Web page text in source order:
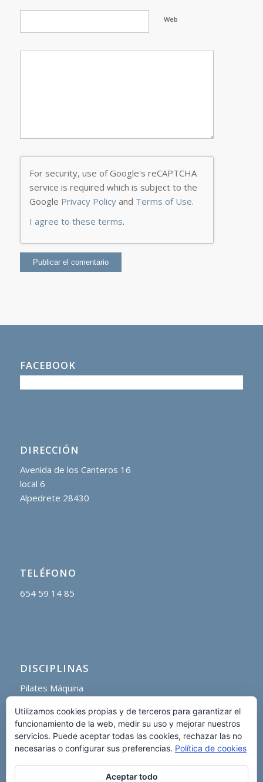
Web
For security, use of Google's reCAPTCHA
service is required which is subject to the
Google Privacy Policyand Terms of Use.
I agree to these terms.
FACEBOOK
DIRECCIÓN
Avenida de los Canteros 16
local 6
Alpedrete 28430
TELÉFONO
654 59 14 85
DISCIPLINAS
Pilates Máquina
Pilates Barra
Pilates Aéreo
Utilizamos cookies propias y de terceros para garantizar el
funcionamiento de la web, medir su uso y mejorar nuestros
servicios. Puede aceptar todas las cookies, rechazar las no
necesarias o configurar sus preferencias. Política de cookies
Aceptar todo